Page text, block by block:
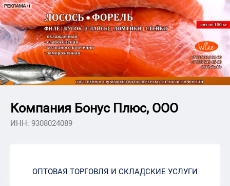
Компания Бонус Плюс, ООО
ИНН: 9308024089
ОПТОВАЯ ТОРГОВЛЯ И СКЛАДСКИЕ УСЛУГИ